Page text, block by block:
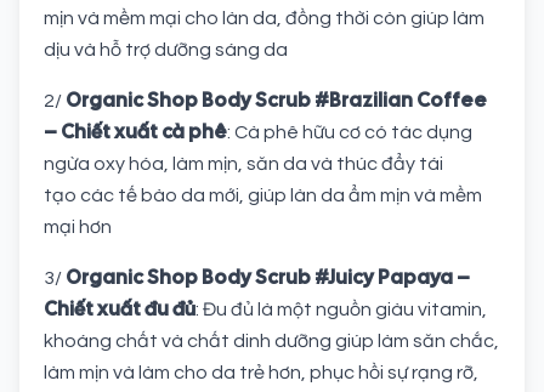
mịn và mềm mại cho làn da, đồng thời còn giúp làm
dịu và hỗ trợ dưỡng sáng da
2/ Organic Shop Body Scrub #Brazilian Coffee
– Chiết xuất cà phê: Cà phê hữu cơ có tác dụng
ngừa oxy hóa, làm mịn, săn da và thúc đẩy tái
tạo các tế bào da mới, giúp làn da ẩm mịn và mềm
mại hơn
3/ Organic Shop Body Scrub #Juicy Papaya –
Chiết xuất đu đủ: Đu đủ là một nguồn giàu vitamin,
khoáng chất và chất dinh dưỡng giúp làm săn chắc,
làm mịn và làm cho da trẻ hơn, phục hồi sự rạng rỡ,